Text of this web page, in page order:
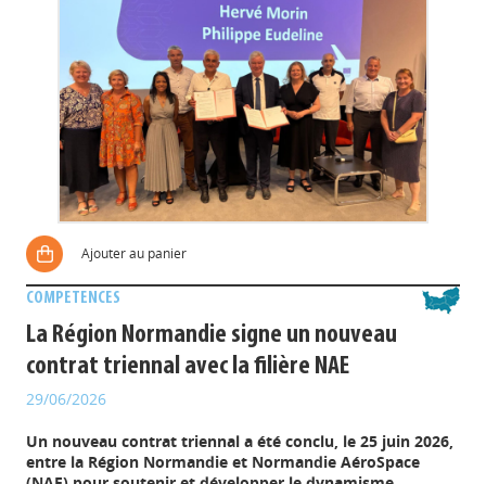
Ajouter au panier
COMPETENCES
La Région Normandie signe un nouveau
contrat triennal avec la filière NAE
29/06/2026
Un nouveau contrat triennal a été conclu, le 25 juin 2026,
entre la Région Normandie et Normandie AéroSpace